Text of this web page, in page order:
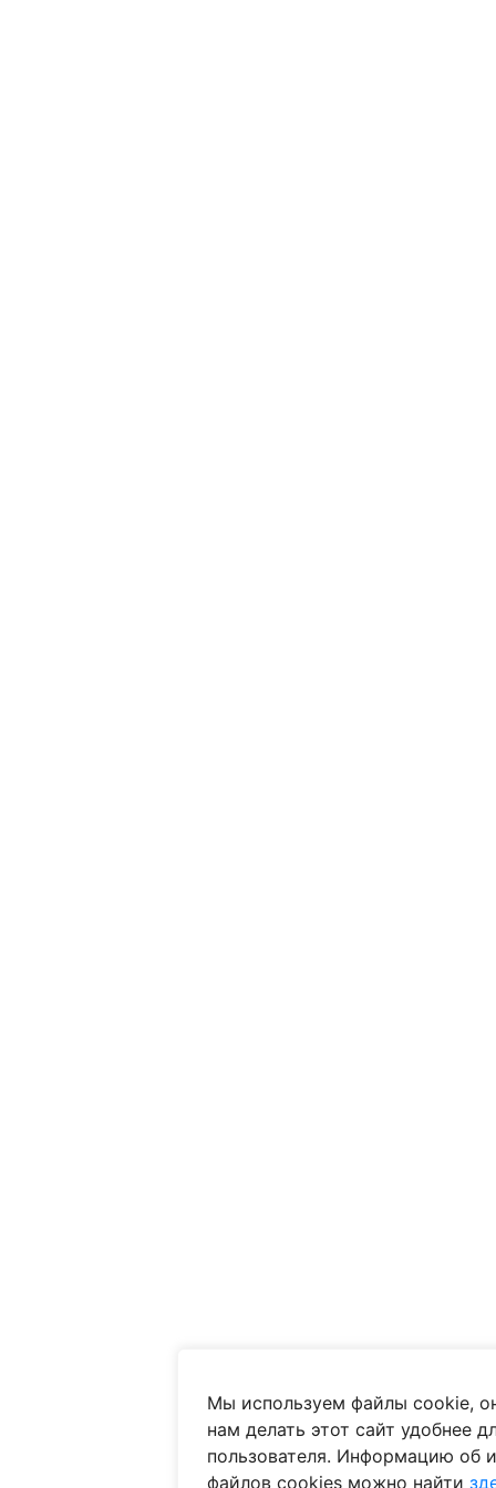
Мы используем файлы cookie,
нам делать этот сайт удобнее
пользователя. Информацию об
файлов cookies можно найти